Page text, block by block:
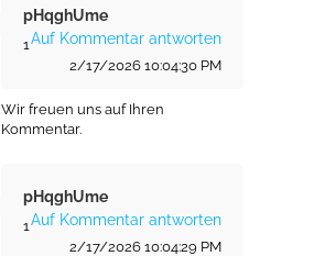
pHqghUme
Auf Kommentar antworten
1
2/17/2026 10:04:30 PM
Wir freuen uns auf Ihren
Kommentar.
pHqghUme
Auf Kommentar antworten
1
2/17/2026 10:04:29 PM